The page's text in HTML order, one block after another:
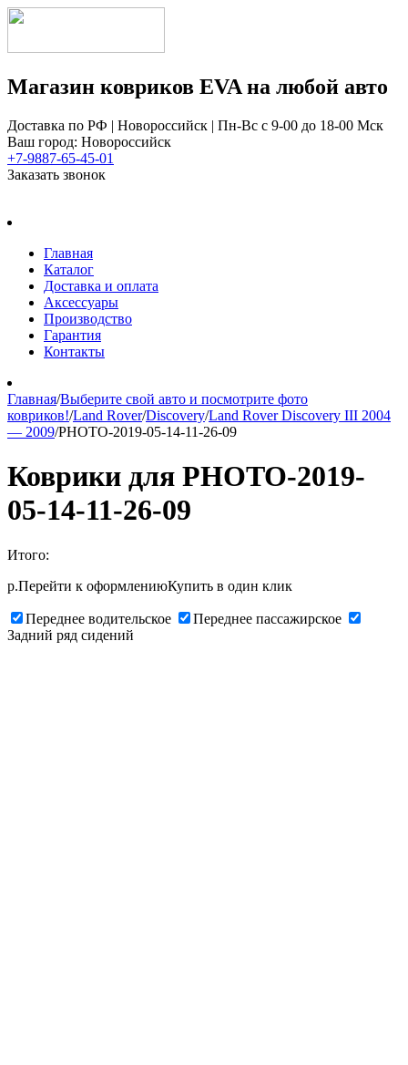
Магазин ковриков EVA ​на любой авто
Доставка по РФ | Новороссийск | Пн-Вс с 9-00 до 18-00 Мск
Ваш город: Новороссийск
+7-9887-65-45-01
Заказать звонок
Главная
Каталог
Доставка и оплата
Аксессуары
Производство
Гарантия
Контакты
Главная/Выберите свой авто и посмотрите фото
ковриков!/Land Rover/Discovery/Land Rover Discovery III 2004
— 2009/PHOTO-2019-05-14-11-26-09
Коврики для PHOTO-2019-
05-14-11-26-09
Итого:
р.Перейти к оформлениюКупить в один клик
Переднее водительское
Переднее пассажирское
Задний ряд сидений